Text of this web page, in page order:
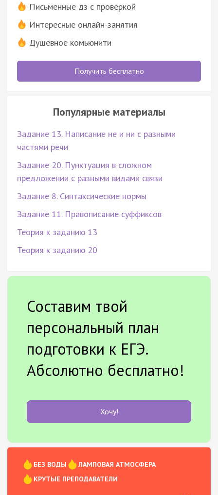
Письменные дз с проверкой
Интересные онлайн-занятия
Душевное комьюнити
Получить бесплатно
Популярные материалы
Задание 13. Написание не и ни с разными
частями речи
Задание 20. Пунктуация в сложном
предложении с разными видами связи
Задание 8. Синтаксические нормы
Задание 11. Правописание суффиксов
Теория к заданию 13
Теория к заданию 20
Составим твой
персональный план
подготовки к ЕГЭ.
Абсолютно бесплатно!
Хочу!
БЕЗ ВОДЫ
ЛАМПОВАЯ АТМОСФЕРА
КРУТЫЕ ПРЕПОДАВАТЕЛИ